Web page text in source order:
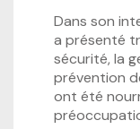
Dans son
a présenté
sécurité, la
prévention
ont été